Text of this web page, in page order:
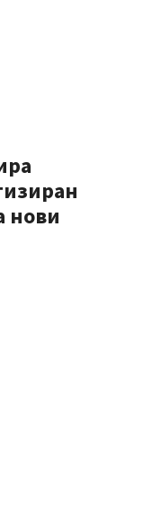
нови